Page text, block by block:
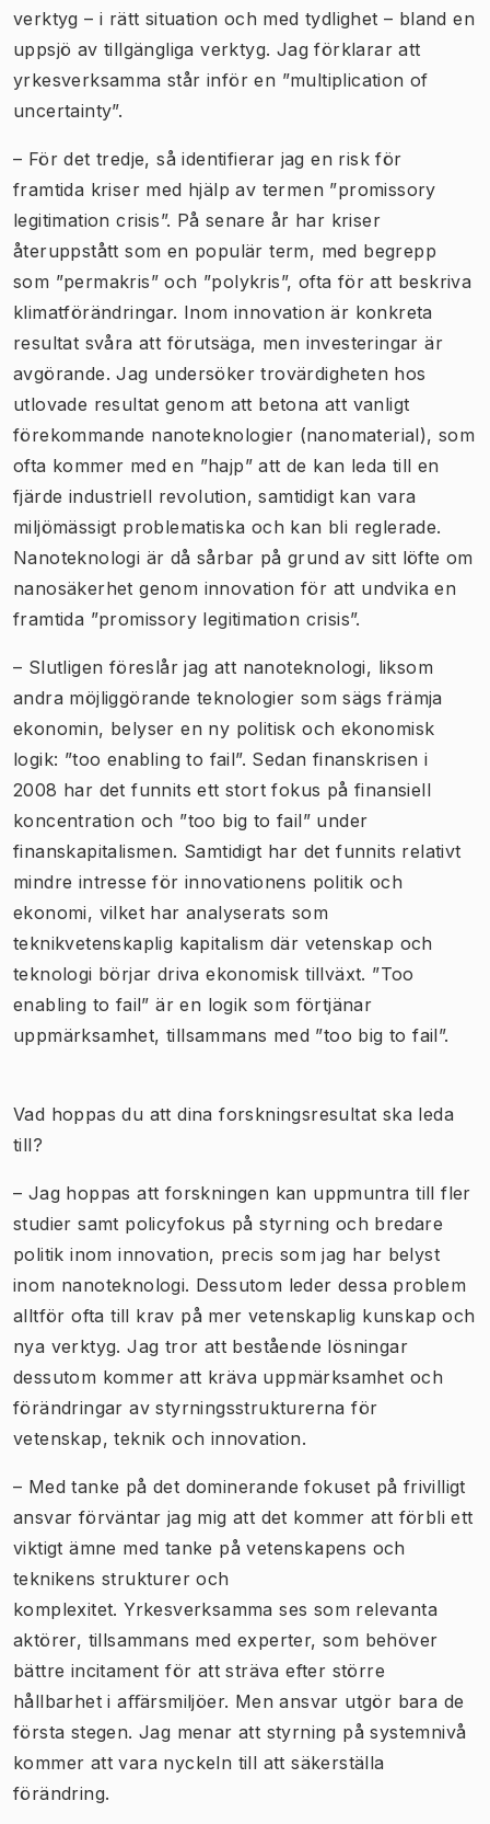
verktyg – i rätt situation och med tydlighet – bland en
uppsjö av tillgängliga verktyg. Jag förklarar att
yrkesverksamma står inför en ”multiplication of
uncertainty”.
– För det tredje, så identifierar jag en risk för
framtida kriser med hjälp av termen ”promissory
legitimation crisis”. På senare år har kriser
återuppstått som en populär term, med begrepp
som ”permakris” och ”polykris”, ofta för att beskriva
klimatförändringar. Inom innovation är konkreta
resultat svåra att förutsäga, men investeringar är
avgörande. Jag undersöker trovärdigheten hos
utlovade resultat genom att betona att vanligt
förekommande nanoteknologier (nanomaterial), som
ofta kommer med en ”hajp” att de kan leda till en
fjärde industriell revolution, samtidigt kan vara
miljömässigt problematiska och kan bli reglerade.
Nanoteknologi är då sårbar på grund av sitt löfte om
nanosäkerhet genom innovation för att undvika en
framtida ”promissory legitimation crisis”.
– Slutligen föreslår jag att nanoteknologi, liksom
andra möjliggörande teknologier som sägs främja
ekonomin, belyser en ny politisk och ekonomisk
logik: ”too enabling to fail”. Sedan finanskrisen i
2008 har det funnits ett stort fokus på finansiell
koncentration och ”too big to fail” under
finanskapitalismen. Samtidigt har det funnits relativt
mindre intresse för innovationens politik och
ekonomi, vilket har analyserats som
teknikvetenskaplig kapitalism där vetenskap och
teknologi börjar driva ekonomisk tillväxt. ”Too
enabling to fail” är en logik som förtjänar
uppmärksamhet, tillsammans med ”too big to fail”.
Vad hoppas du att dina forskningsresultat ska leda
till?
– Jag hoppas att forskningen kan uppmuntra till fler
studier samt policyfokus på styrning och bredare
politik inom innovation, precis som jag har belyst
inom nanoteknologi. Dessutom leder dessa problem
alltför ofta till krav på mer vetenskaplig kunskap och
nya verktyg. Jag tror att bestående lösningar
dessutom kommer att kräva uppmärksamhet och
förändringar av styrningsstrukturerna för
vetenskap, teknik och innovation.
– Med tanke på det dominerande fokuset på frivilligt
ansvar förväntar jag mig att det kommer att förbli ett
viktigt ämne med tanke på vetenskapens och
teknikens strukturer och
komplexitet. Yrkesverksamma ses som relevanta
aktörer, tillsammans med experter, som behöver
bättre incitament för att sträva efter större
hållbarhet i aﬀärsmiljöer. Men ansvar utgör bara de
första stegen. Jag menar att styrning på systemnivå
kommer att vara nyckeln till att säkerställa
förändring.